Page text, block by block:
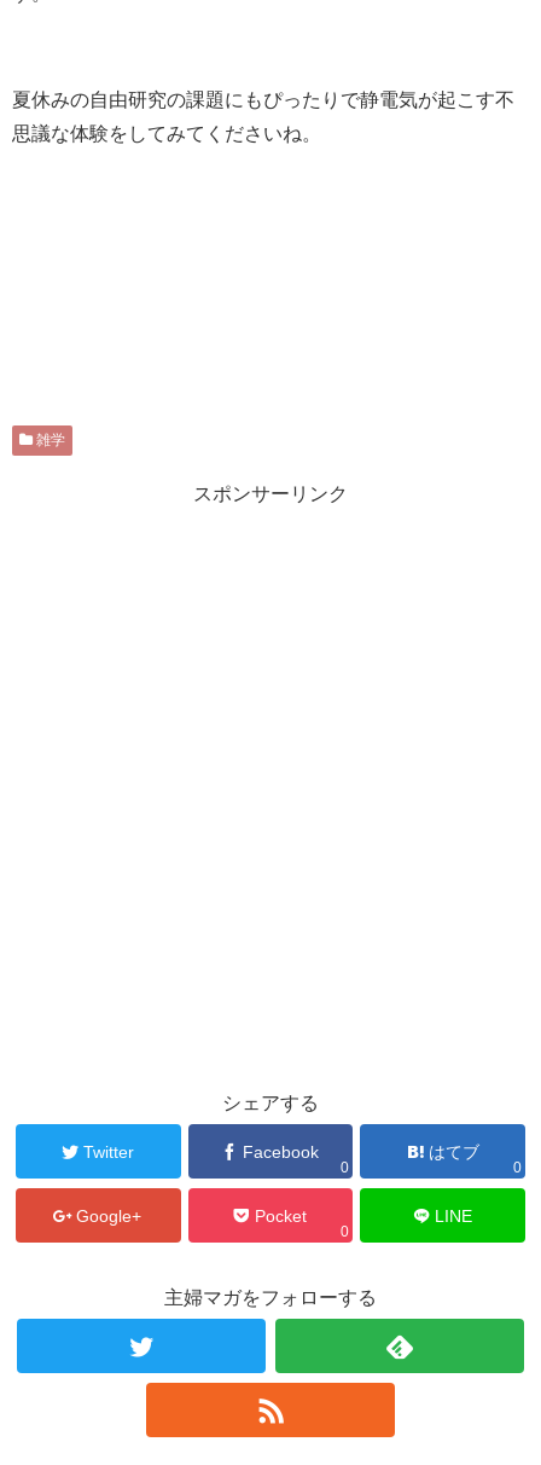
夏休みの自由研究の課題にもぴったりで静電気が起こす不
思議な体験をしてみてくださいね。
雑学
スポンサーリンク
シェアする
Twitter Facebook
0
はてブ
0
Google+ Pocket
0
LINE
主婦マガをフォローする